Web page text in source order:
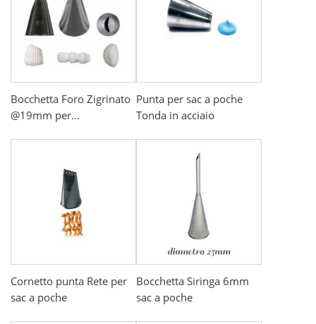
Bocchetta Foro Zigrinato
@19mm per...
Punta per sac a poche
Tonda in acciaio
Cornetto punta Rete per
sac a poche
Bocchetta Siringa 6mm
sac a poche